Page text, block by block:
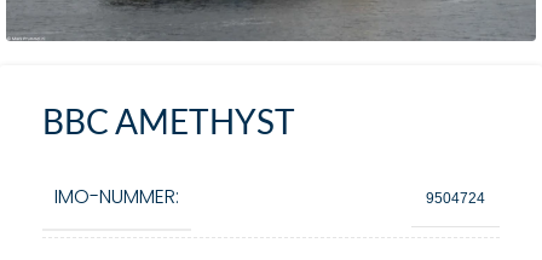
BBC AMETHYST
IMO-NUMMER: 9504724